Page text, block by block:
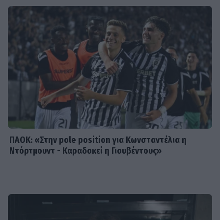
Dolce Vita στο Κάπρι: Η Αμαλία
Κωστοπούλου ποζάρει πάνω σε
σκάφος με αέρινο look!
Φόνοι στο Καμπαναριό: Μένη
Κωνσταντινίδου, Λυδία Τζανουδάκη
και Άννη Θεοχάρη επιστρέφουν
ΠΑΟΚ: «Στην pole position για Κωνσταντέλια η
Ντόρτμουντ - Καραδοκεί η Γιουβέντους»